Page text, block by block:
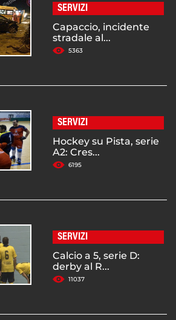
SERVIZI
Capaccio, incidente
stradale al...
5363
SERVIZI
Hockey su Pista, serie
A2: Cres...
6195
SERVIZI
Calcio a 5, serie D:
derby al R...
11037